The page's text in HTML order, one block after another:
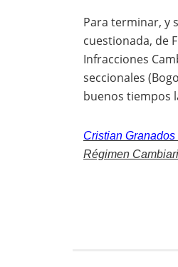
Para terminar, y
cuestionada, de
Infracciones
seccionales
buenos tiempos
Cristian Granados
Régimen